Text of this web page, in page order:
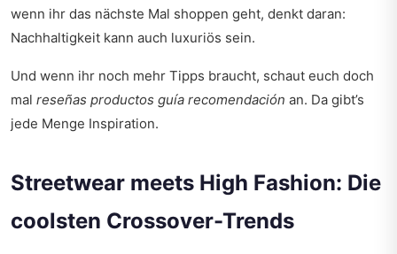
wenn ihr das nächste Mal shoppen geht, denkt daran:
Nachhaltigkeit kann auch luxuriös sein.
Und wenn ihr noch mehr Tipps braucht, schaut euch doch
mal reseñas productos guía recomendación an. Da gibt’s
jede Menge Inspiration.
Streetwear meets High Fashion: Die
coolsten Crossover-Trends